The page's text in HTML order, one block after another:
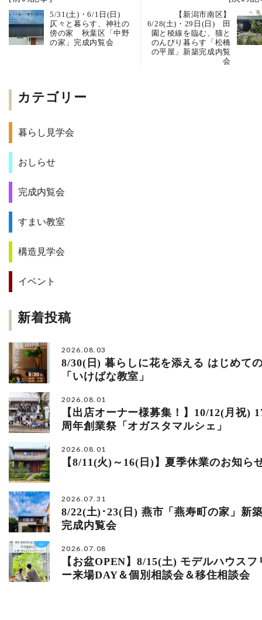
5/31(土)・6/1日(日)
仄々と暮らす、神社の
傍の家 秋葉区「中野
の家」完成内覧会
【新潟市南区】
6/28(土)・29日(日) 田
園と稜線を臨む、猫と
のんびり暮らす「松橋
の平屋」新築完成内覧
会
カテゴリー
暮らし見学会
おしらせ
完成内覧会
すまい教室
構造見学会
イベント
新着投稿
2026.08.03
8/30(日) 暮らしに花を添える はじめて
「いけばな教室」
2026.08.01
【出店オーナー様募集！】10/12(月祝)
周年創業祭「オガスタマルシェ」
2026.08.01
【8/11(火)～16(日)】夏季休業のお知ら
2026.07.31
8/22(土)･23(日) 燕市「燕寿町の家」新
完成内覧会
2026.07.08
【お盆OPEN】8/15(土) モデルハウスフ
ー来場DAY＆個別相談会＆移住相談会